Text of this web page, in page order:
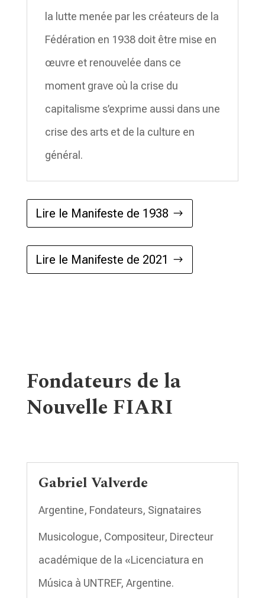
la lutte menée par les créateurs de la
Fédération en 1938 doit être mise en
œuvre et renouvelée dans ce
moment grave où la crise du
capitalisme s’exprime aussi dans une
crise des arts et de la culture en
général.
Lire le Manifeste de 1938
Lire le Manifeste de 2021
Fondateurs de la
Nouvelle FIARI
Gabriel Valverde
Argentine, Fondateurs, Signataires
Musicologue, Compositeur, Directeur
académique de la «Licenciatura en
Música à UNTREF, Argentine.